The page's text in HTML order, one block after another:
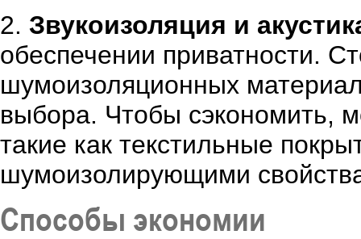
2. Звукоизоляция и
обеспечении приватности.
шумоизоляционных
выбора. Чтобы сэкономить,
такие как текстильные
шумоизолирующими
Способы экономии